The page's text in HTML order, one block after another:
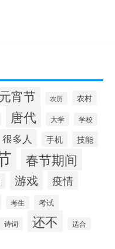
元宵节 农历 农村
唐代 大学 学校
很多人 手机 技能
春节期间
游戏 疫情
考生 考试
诗词 还不 适合